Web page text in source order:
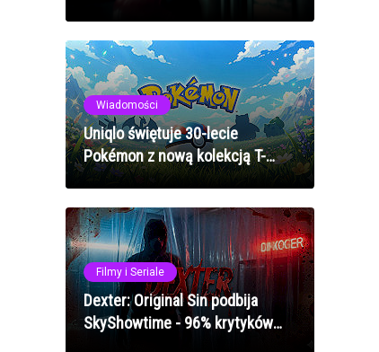
Wiadomości
Uniqlo świętuje 30-lecie
Pokémon z nową kolekcją T-
shirtów inspirowaną klasykami
Filmy i Seriale
Dexter: Original Sin podbija
SkyShowtime - 96% krytyków